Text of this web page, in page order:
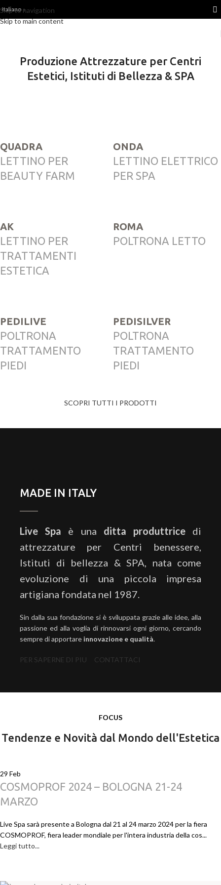
Skip to navigation
Skip to main content
Italiano
Produzione Attrezzature per Centri
Estetici, Istituti di Bellezza & SPA
QUADRA
LETTINO PER
BEAUTY FARM
ONDA
LETTINO ELETTRICO
PER SPA
AK
LETTINO PER
TRATTAMENTI
ESTETICA
ROMA
POLTRONA LETTO
PEDILIVE
POLTRONA
TRATTAMENTO
PIEDI
PEDISILVER
POLTRONA
TRATTAMENTO
PIEDI
SCOPRI TUTTI I PRODOTTI
MADE IN ITALY
Live Spa è una ditta produttrice di
attrezzature per Centri benessere,
Istituti di bellezza & SPA, nata come
evoluzione di una piccola impresa
artigiana fondata nel 1987.
Sin dalla sua fondazione si è sviluppata grazie alle idee, alla
passione ed alla voglia di rinnovarsi ogni giorno, cercando
sempre di apportare innovazione e qualità.
PER SAPERNE DI PIU CONTATTACI
FOCUS
Tendenze e Novità dal Mondo dell'Estetica
29 Feb
COSMOPROF 2024 – BOLOGNA 21-24
MARZO
Live Spa sarà presente a Bologna dal 21 al 24 marzo 2024 per la fiera
COSMOPROF, fiera leader mondiale per l'intera industria della cos...
Leggi tutto...